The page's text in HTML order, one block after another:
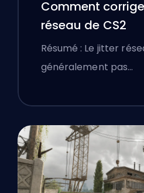
Comment
réseau de CS2
Résumé : Le jitter
généralement pas…